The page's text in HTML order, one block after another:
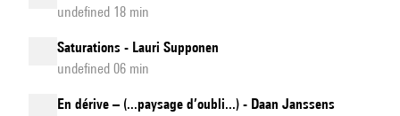
undefined 18 min
Saturations - Lauri Supponen
undefined 06 min
En dérive – (...paysage d’oubli...) - Daan Janssens